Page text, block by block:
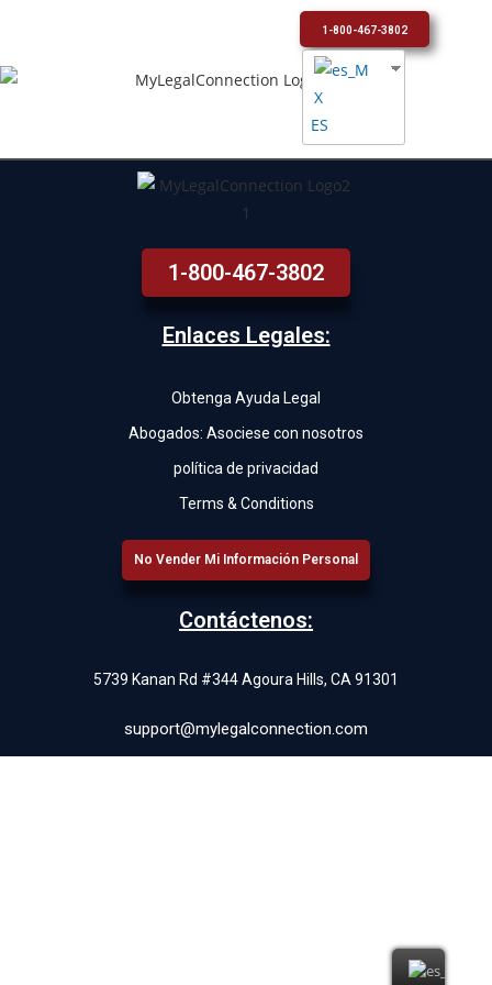
1-800-467-3802
ES
1-800-467-3802
Enlaces Legales:
Obtenga Ayuda Legal
Abogados: Asociese con nosotros
política de privacidad
Terms & Conditions
No Vender Mi Información Personal
Contáctenos:
5739 Kanan Rd #344 Agoura Hills, CA 91301
support@mylegalconnection.com